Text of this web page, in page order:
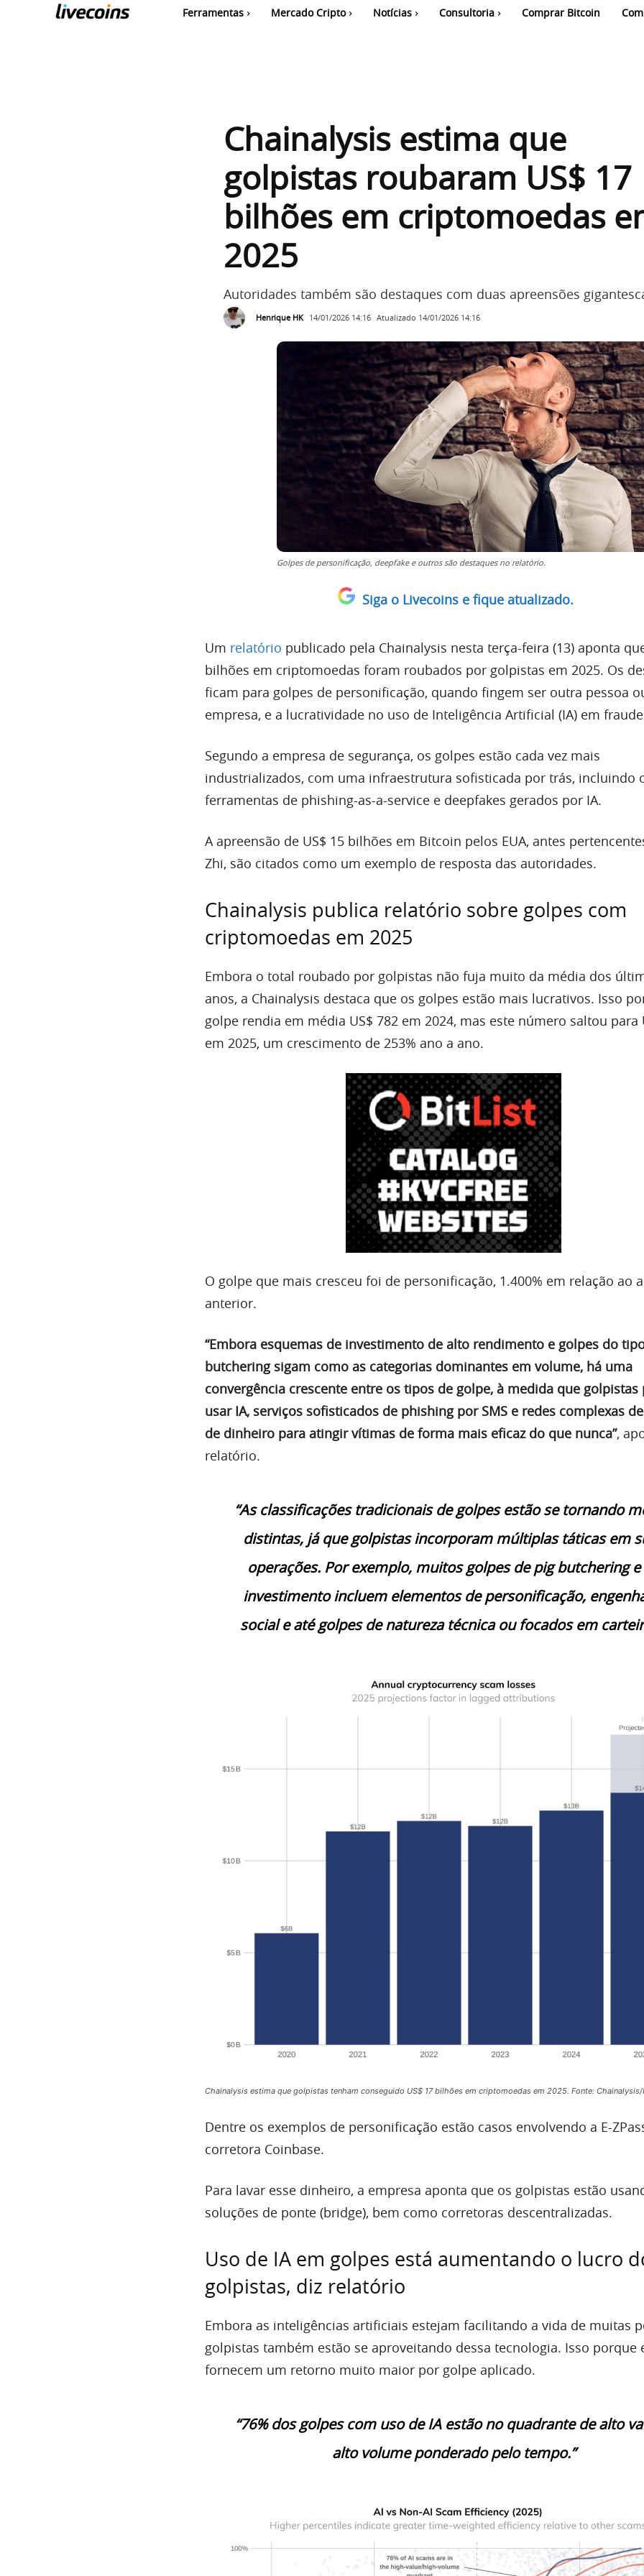
Ferramentas Mercado Cripto Notícias Consultoria Comprar Bitcoin
Chainalysis estima que
golpistas roubaram US$ 17
bilhões em criptomoedas
2025
Autoridades também são destaques com duas apreensões
Henrique HK 14/01/2026 14:16 Atualizado 14/01/2026 14:16
Golpes de personificação, deepfake e outros são destaques no relatório.
Siga o Livecoins e fique atualizado.
Um relatório publicado pela Chainalysis nesta terça-feira (13) aponta
bilhões em criptomoedas foram roubados por golpistas em 2025. Os
ficam para golpes de personificação, quando fingem ser outra pessoa
empresa, e a lucratividade no uso de Inteligência Artificial (IA) em
Segundo a empresa de segurança, os golpes estão cada vez mais
industrializados, com uma infraestrutura sofisticada por trás, incluindo
ferramentas de phishing-as-a-service e deepfakes gerados por IA.
A apreensão de US$ 15 bilhões em Bitcoin pelos EUA, antes
Zhi, são citados como um exemplo de resposta das autoridades.
Chainalysis publica relatório sobre golpes com
criptomoedas em 2025
Embora o total roubado por golpistas não fuja muito da média dos
anos, a Chainalysis destaca que os golpes estão mais lucrativos. Isso
golpe rendia em média US$ 782 em 2024, mas este número saltou para
em 2025, um crescimento de 253% ano a ano.
O golpe que mais cresceu foi de personificação, 1.400% em relação ao
anterior.
“Embora esquemas de investimento de alto rendimento e golpes do
butchering sigam como as categorias dominantes em volume, há uma
convergência crescente entre os tipos de golpe, à medida que golpistas
usar IA, serviços sofisticados de phishing por SMS e redes complexas
de dinheiro para atingir vítimas de forma mais eficaz do que nunca”,
relatório.
“As classificações tradicionais de golpes estão se tornando
distintas, já que golpistas incorporam múltiplas táticas em
operações. Por exemplo, muitos golpes de pig butchering e
investimento incluem elementos de personificação,
social e até golpes de natureza técnica ou focados em
Chainalysis estima que golpistas tenham conseguido US$ 17 bilhões em criptomoedas em 2025. Fonte:
Dentre os exemplos de personificação estão casos envolvendo a E-
corretora Coinbase.
Para lavar esse dinheiro, a empresa aponta que os golpistas estão
soluções de ponte (bridge), bem como corretoras descentralizadas.
Uso de IA em golpes está aumentando o lucro
golpistas, diz relatório
Embora as inteligências artificiais estejam facilitando a vida de muitas
golpistas também estão se aproveitando dessa tecnologia. Isso porque
fornecem um retorno muito maior por golpe aplicado.
“76% dos golpes com uso de IA estão no quadrante de alto
alto volume ponderado pelo tempo.”